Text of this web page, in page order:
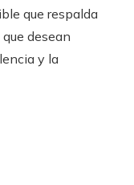
que respalda
desean
y la